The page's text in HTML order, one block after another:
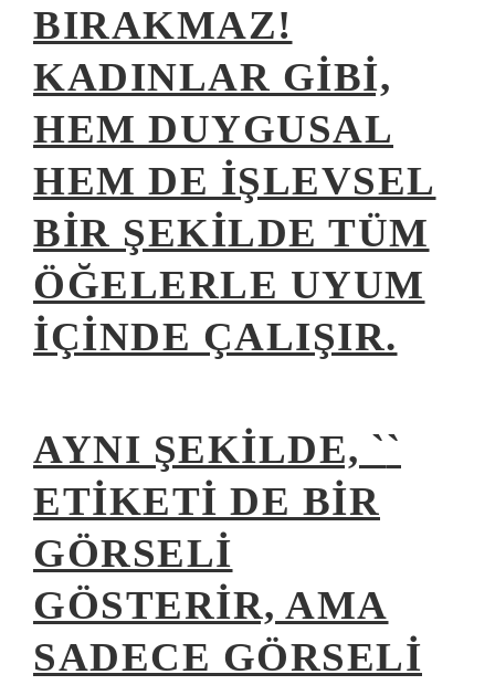
BIRAKMAZ!
KADINLAR GIBI,
HEM DUYGUSAL
HEM DE IŞLEVSEL
BIR ŞEKILDE TÜM
ÖĞELERLE UYUM
IÇINDE ÇALIŞIR.
AYNI ŞEKILDE, ``
ETIKETI DE BIR
GÖRSELI
GÖSTERIR, AMA
SADECE GÖRSELI